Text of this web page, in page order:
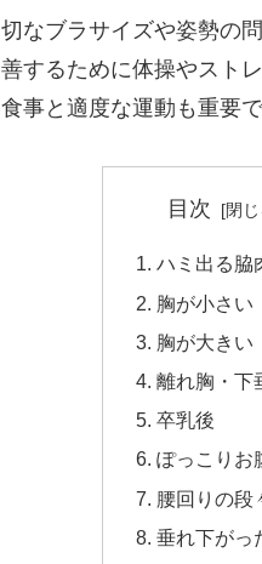
なブラサイズや姿勢の
するために体操やスト
事と適度な運動も重要で
目次
ハミ出る脇
胸が小さい
胸が大きい
離れ胸・下
卒乳後
ぽっこりお
腰回りの段
垂れ下がっ